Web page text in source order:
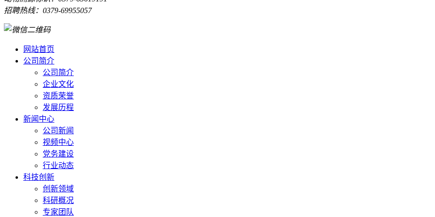
招聘热线：0379-69955057
网站首页
公司简介
公司简介
企业文化
资质荣誉
发展历程
新闻中心
公司新闻
视频中心
党务建设
行业动态
科技创新
创新领域
科研概况
专家团队